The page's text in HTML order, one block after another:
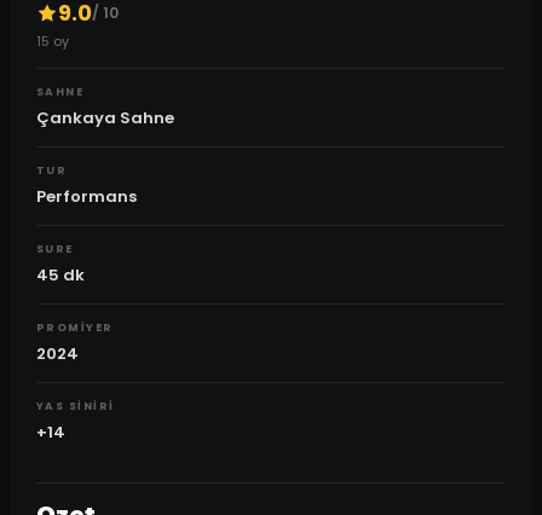
9.0/ 10
15 oy
SAHNE
Çankaya Sahne
TUR
Performans
SURE
45 dk
PROMIYER
2024
YAS SINIRI
+14